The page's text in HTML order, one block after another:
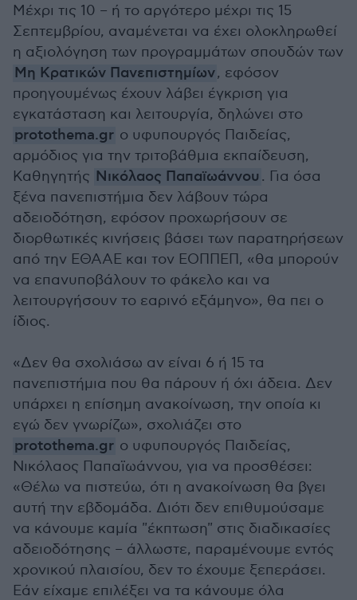
Μέχρι τις 10 – ή το αργότερο μέχρι τις 15
Σεπτεμβρίου, αναμένεται να έχει ολοκληρωθεί
η αξιολόγηση των προγραμμάτων σπουδών των
Μη Κρατικών Πανεπιστημίων, εφόσον
προηγουμένως έχουν λάβει έγκριση για
εγκατάσταση και λειτουργία, δηλώνει στο
protothema.gr ο υφυπουργός Παιδείας,
αρμόδιος για την τριτοβάθμια εκπαίδευση,
Καθηγητής Νικόλαος Παπαϊωάννου . Για όσα
ξένα πανεπιστήμια δεν λάβουν τώρα
αδειοδότηση, εφόσον προχωρήσουν σε
διορθωτικές κινήσεις βάσει των παρατηρήσεων
από την ΕΘΑΑΕ και τον ΕΟΠΠΕΠ, «θα μπορούν
να επανυποβάλουν το φάκελο και να
λειτουργήσουν το εαρινό εξάμηνο», θα πει ο
ίδιος.
«Δεν θα σχολιάσω αν είναι 6 ή 15 τα
πανεπιστήμια που θα πάρουν ή όχι άδεια. Δεν
υπάρχει η επίσημη ανακοίνωση, την οποία κι
εγώ δεν γνωρίζω», σχολιάζει στο
protothema.gr o υφυπουργός Παιδείας,
Νικόλαος Παπαϊωάννου, για να προσθέσει:
«Θέλω να πιστεύω, ότι η ανακοίνωση θα βγει
αυτή την εβδομάδα. Διότι δεν επιθυμούσαμε
να κάνουμε καμία "έκπτωση" στις διαδικασίες
αδειοδότησης – άλλωστε, παραμένουμε εντός
χρονικού πλαισίου, δεν το έχουμε ξεπεράσει.
Εάν είχαμε επιλέξει να τα κάνουμε όλα